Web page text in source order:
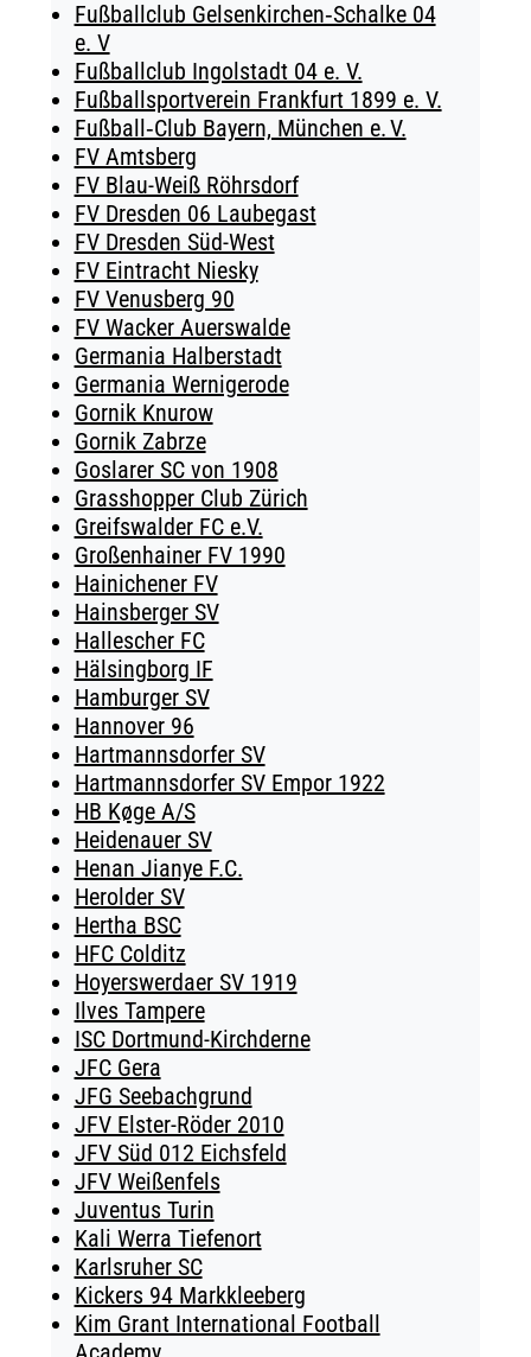
Fußballclub Gelsenkirchen‑Schalke 04
e. V
Fußballclub Ingolstadt 04 e. V.
Fußballsportverein Frankfurt 1899 e. V.
Fußball‑Club Bayern, München e. V.
FV Amtsberg
FV Blau-Weiß Röhrsdorf
FV Dresden 06 Laubegast
FV Dresden Süd-West
FV Eintracht Niesky
FV Venusberg 90
FV Wacker Auerswalde
Germania Halberstadt
Germania Wernigerode
Gornik Knurow
Gornik Zabrze
Goslarer SC von 1908
Grasshopper Club Zürich
Greifswalder FC e.V.
Großenhainer FV 1990
Hainichener FV
Hainsberger SV
Hallescher FC
Hälsingborg IF
Hamburger SV
Hannover 96
Hartmannsdorfer SV
Hartmannsdorfer SV Empor 1922
HB Køge A/S
Heidenauer SV
Henan Jianye F.C.
Herolder SV
Hertha BSC
HFC Colditz
Hoyerswerdaer SV 1919
Ilves Tampere
ISC Dortmund-Kirchderne
JFC Gera
JFG Seebachgrund
JFV Elster-Röder 2010
JFV Süd 012 Eichsfeld
JFV Weißenfels
Juventus Turin
Kali Werra Tiefenort
Karlsruher SC
Kickers 94 Markkleeberg
Kim Grant International Football